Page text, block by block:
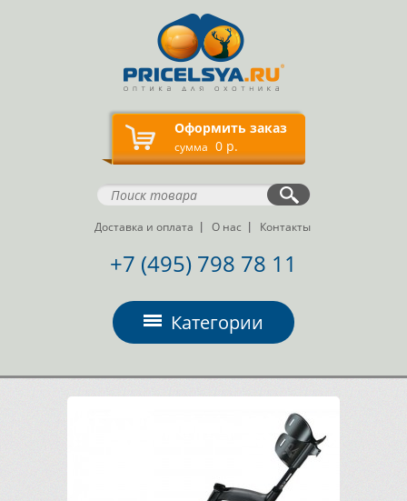
Оформить заказ
сумма 0 р.
Доставка и оплата О нас Контакты
+7 (495) 798 78 11
Категории